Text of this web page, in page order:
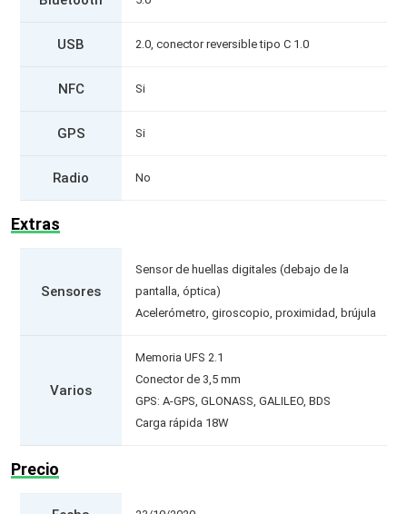
USB 2.0, conector reversible tipo C 1.0
NFC Si
GPS Si
Radio No
Extras
Sensores
Sensor de huellas digitales (debajo de la
pantalla, óptica)
Acelerómetro, giroscopio, proximidad, brújula
Varios
Memoria UFS 2.1
Conector de 3,5 mm
GPS: A-GPS, GLONASS, GALILEO, BDS
Carga rápida 18W
Precio